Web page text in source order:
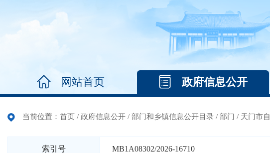
网站首页 政府信息公开
当前位置： 首页 / 政府信息公开 / 部门和乡镇信息公开目录 / 部门 / 天门市
索引号 MB1A08302/2026-16710